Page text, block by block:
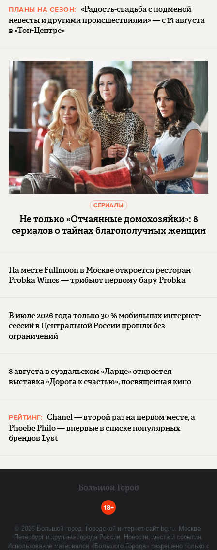
ПЛАНЫ НА СЕЗОН:
«Радость-свадьба с подменой
невесты и другими происшествиями» — с 13 августа
в «Тон-Центре»
СЕРИАЛЫ
Не только «Отчаянные домохозяйки»: 8
сериалов о тайнах благополучных женщин
На месте Fullmoon в Москве откроется ресторан
Probka Wines — трибьют первому бару Probka
В июле 2026 года только 30 % мобильных интернет-
сессий в Центральной России прошли без
ограничений
8 августа в суздальском «Ларце» откроется
выставка «Дорога к счастью», посвященная кино
РЕЙТИНГ: Chanel — второй раз на первом месте, а
Phoebe Philo — впервые в списке популярных
брендов Lyst
18+
© 2026 Большой город. Городской интернет-сайт bg.ru. Москва,
Петербург и крупные города России. Новости, места и события.
Использование материалов «Большого Города» разрешено только с